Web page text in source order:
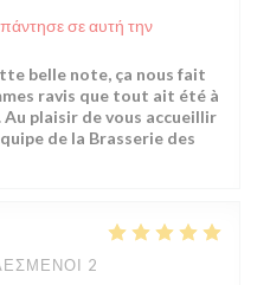
σε αυτή την
belle note, ça nous fait
ravis que tout ait été à
plaisir de vous accueillir
de la Brasserie des
2